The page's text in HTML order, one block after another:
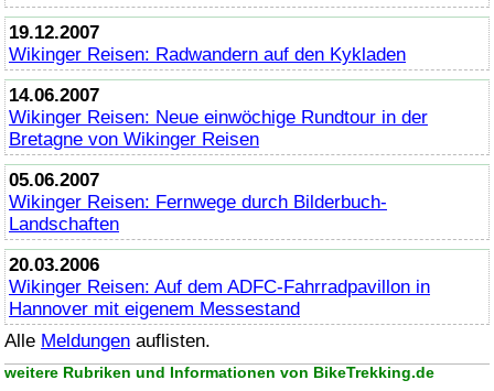
19.12.2007
Wikinger Reisen: Radwandern auf den Kykladen
14.06.2007
Wikinger Reisen: Neue einwöchige Rundtour in der
Bretagne von Wikinger Reisen
05.06.2007
Wikinger Reisen: Fernwege durch Bilderbuch-
Landschaften
20.03.2006
Wikinger Reisen: Auf dem ADFC-Fahrradpavillon in
Hannover mit eigenem Messestand
Alle Meldungen auflisten.
weitere Rubriken und Informationen von BikeTrekking.de